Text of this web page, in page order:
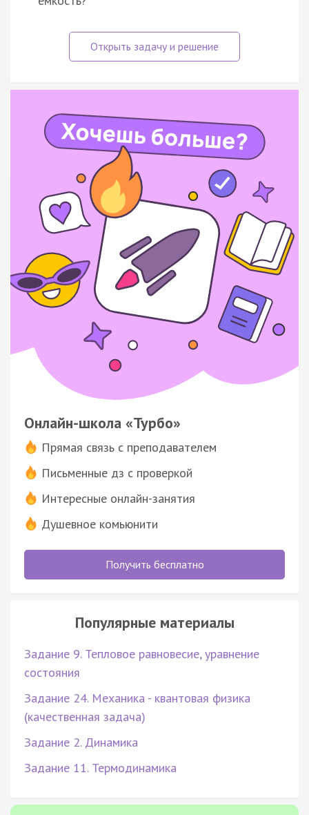
Онлайн-школа «Турбо»
Прямая связь с преподавателем
Письменные дз с проверкой
Интересные онлайн-занятия
Душевное комьюнити
Получить бесплатно
Популярные материалы
Задание 9. Тепловое равновесие, уравнение
состояния
Задание 24. Механика - квантовая физика
(качественная задача)
Задание 2. Динамика
Задание 11. Термодинамика